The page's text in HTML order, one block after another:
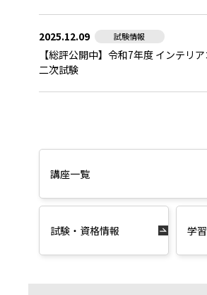
2025.12.09 試験情報
【総評公開中】令和7年度 インテリ
二次試験
講座一覧
試験・資格情報 学